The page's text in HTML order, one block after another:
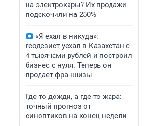
на электрокары? Их продажи
подскочили на 250%
«Я ехал в никуда»:
геодезист уехал в Казахстан с
4 тысячами рублей и построил
бизнес с нуля. Теперь он
продает франшизы
Где-то дожди, а где-то жара:
точный прогноз от
синоптиков на конец недели